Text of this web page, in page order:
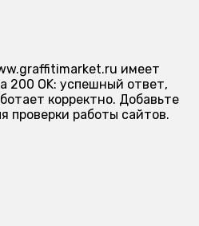
имеет
200 OK: успешный ответ,
корректно. Добавьте
проверки работы сайтов.